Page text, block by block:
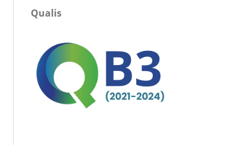
Qualis